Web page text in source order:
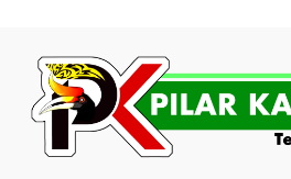
content